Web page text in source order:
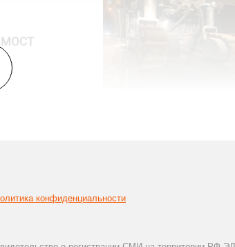
конфиденциальности